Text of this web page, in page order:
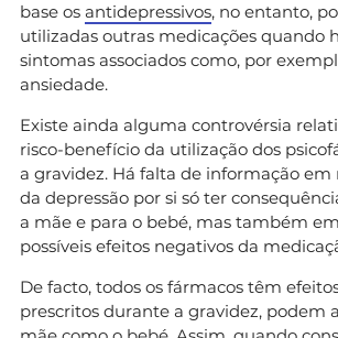
base os antidepressivos, no entanto,
utilizadas outras medicações quando
sintomas associados como, por
ansiedade.
Existe ainda alguma controvérsia
risco-benefício da utilização dos
a gravidez. Há falta de informação em
da depressão por si só ter
a mãe e para o bebé, mas também
possíveis efeitos negativos da
De facto, todos os fármacos têm
prescritos durante a gravidez, podem